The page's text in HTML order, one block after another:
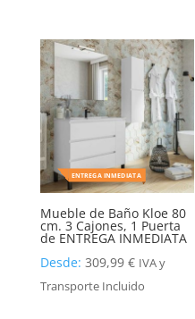
ENTREGA INMEDIATA
Mueble de Baño Kloe 80
cm. 3 Cajones, 1 Puerta
de ENTREGA INMEDIATA
Desde: 309,99 € IVA y
Transporte Incluido